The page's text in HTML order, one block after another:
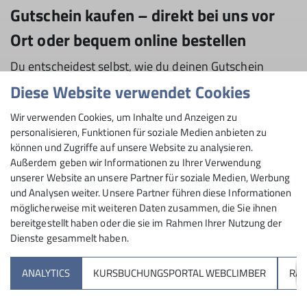
Gutschein kaufen – direkt bei uns vor
Ort oder bequem online bestellen
Du entscheidest selbst, wie du deinen Gutschein
erhalten möchtest – persönlich in der Kletterarena
oder ganz einfach über den Onlinekauf.
Wenn du lieber vorbeikommst:
Während unserer Öffnungszeiten stellen wir dir den
Gutschein gerne vor Ort aus – zum Mitnehmen oder
Verschenken.
Du bevorzugst es schnell, praktisch und ganz
unkompliziert:
Einfach Gutschein im Online-Gutscheinshop
auswählen, als PDF erhalten und bequem zu Hause
ausdrucken.
Diese Website verwendet Cookies
Wir verwenden Cookies, um Inhalte und Anzeigen zu
personalisieren, Funktionen für soziale Medien anbieten zu
können und Zugriffe auf unsere Website zu analysieren.
Außerdem geben wir Informationen zu Ihrer Verwendung
unserer Website an unsere Partner für soziale Medien, Werbung
und Analysen weiter. Unsere Partner führen diese Informationen
möglicherweise mit weiteren Daten zusammen, die Sie ihnen
bereitgestellt haben oder die sie im Rahmen Ihrer Nutzung der
Dienste gesammelt haben.
ANALYTICS KURSBUCHUNGSPORTAL WEBCLIMBER